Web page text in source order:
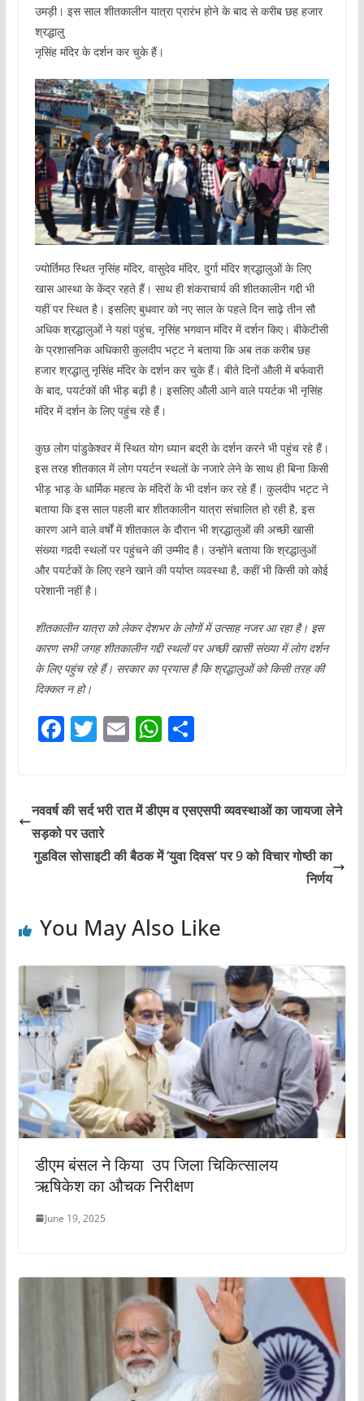
उमड़ी। इस साल शीतकालीन यात्रा प्रारंभ होने के बाद से करीब छह हजार
श्रद्धालु
नृसिंह मंदिर के दर्शन कर चुके हैं।
ज्योर्तिमठ स्थित नृसिंह मंदिर, वासुदेव मंदिर, दुर्गा मंदिर श्रद्धालुओं के लिए
खास आस्था के केंद्र रहते हैं। साथ ही शंकराचार्य की शीतकालीन गद्दी भी
यहीं पर स्थित है। इसलिए बुधवार को नए साल के पहले दिन साढ़े तीन सौ
अधिक श्रद्धालुओं ने यहां पहुंच, नृसिंह भगवान मंदिर में दर्शन किए। बीकेटीसी
के प्रशासनिक अधिकारी कुलदीप भट्ट ने बताया कि अब तक करीब छह
हजार श्रद्धालु नृसिंह मंदिर के दर्शन कर चुके हैं। बीते दिनों औली में बर्फवारी
के बाद, पयर्टकों की भीड़ बढ़ी है। इसलिए औली आने वाले पयर्टक भी नृसिंह
मंदिर में दर्शन के लिए पहुंच रहे हैं।
कुछ लोग पांडुकेश्वर में स्थित योग ध्यान बद्री के दर्शन करने भी पहुंच रहे हैं।
इस तरह शीतकाल में लोग पयर्टन स्थलों के नजारे लेने के साथ ही बिना किसी
भीड़ भाड़ के धार्मिक महत्व के मंदिरों के भी दर्शन कर रहे हैं। कुलदीप भट्ट ने
बताया कि इस साल पहली बार शीतकालीन यात्रा संचालित हो रही है, इस
कारण आने वाले वर्षों में शीतकाल के दौरान भी श्रद्धालुओं की अच्छी खासी
संख्या गद़दी स्थलों पर पहुंचने की उम्मीद है। उन्होंने बताया कि श्रद्धालुओं
और पयर्टकों के लिए रहने खाने की पर्याप्त व्यवस्था है, कहीं भी किसी को कोई
परेशानी नहीं है।
शीतकालीन यात्रा को लेकर देशभर के लोगों में उत्साह नजर आ रहा है। इस
कारण सभी जगह शीतकालीन गद्दी स्थलों पर अच्छी खासी संख्या में लोग दर्शन
के लिए पहुंच रहे हैं। सरकार का प्रयास है कि श्रद्धालुओं को किसी तरह की
दिक्कत न हो।
F
e
b
o
T
er
E
l
W
s
p
S
e
नववर्ष की सर्द भरी रात में डीएम व एसएसपी व्यवस्थाओं का जायजा लेने
सड़को पर उतारे
गुडविल सोसाइटी की बैठक में ‘युवा दिवस’ पर 9 को विचार गोष्ठी का
निर्णय
You May Also Like
डीएम बंसल ने किया उप जिला चिकित्सालय
ऋषिकेश का औचक निरीक्षण
June 19, 2025